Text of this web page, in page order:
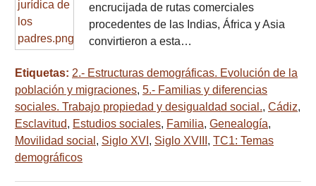
encrucijada de rutas comerciales
procedentes de las Indias, África y Asia
convirtieron a esta…
Etiquetas: 2.- Estructuras demográficas. Evolución de la
población y migraciones, 5.- Familias y diferencias
sociales. Trabajo propiedad y desigualdad social., Cádiz,
Esclavitud, Estudios sociales, Familia, Genealogía,
Movilidad social , Siglo XVI , Siglo XVIII , TC1: Temas
demográficos